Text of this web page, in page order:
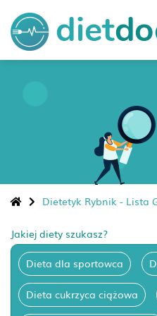
Dietetyk Rybnik - Lista
Jakiej diety szukasz?
Dieta dla sportowca
Dieta cukrzyca ciążowa